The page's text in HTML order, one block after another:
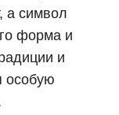
а символ
форма и
и
особую